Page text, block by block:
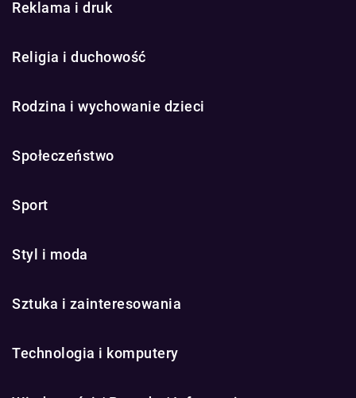
Reklama i druk
Religia i duchowość
Rodzina i wychowanie dzieci
Społeczeństwo
Sport
Styl i moda
Sztuka i zainteresowania
Technologia i komputery